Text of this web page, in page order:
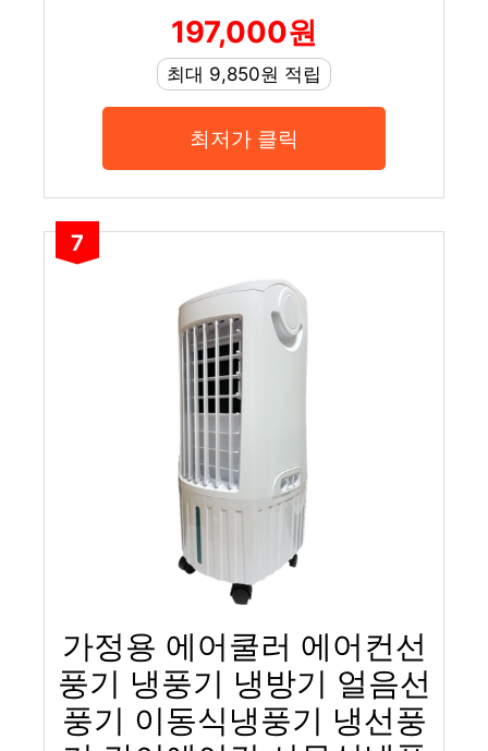
197,000원
최대 9,850원 적립
최저가 클릭
7
가정용 에어쿨러 에어컨선
풍기 냉풍기 냉방기 얼음선
풍기 이동식냉풍기 냉선풍